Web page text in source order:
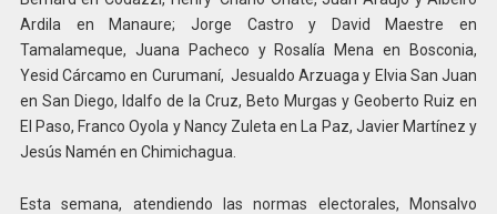
Ardila en Manaure; Jorge Castro y David Maestre en
Tamalameque, Juana Pacheco y Rosalía Mena en Bosconia,
Yesid Cárcamo en Curumaní, Jesualdo Arzuaga y Elvia San Juan
en San Diego, Idalfo de la Cruz, Beto Murgas y Geoberto Ruiz en
El Paso, Franco Oyola y Nancy Zuleta en La Paz, Javier Martínez y
Jesús Namén en Chimichagua.
Esta semana, atendiendo las normas electorales, Monsalvo